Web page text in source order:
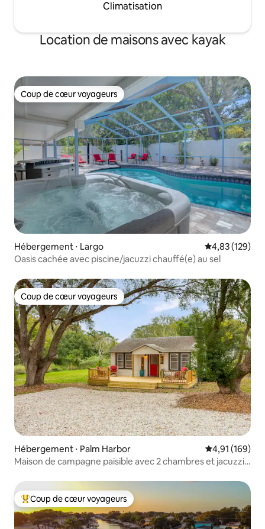
Climatisation
Location de maisons avec kayak
Coup de cœur voyageurs
Coup de cœur voyageurs
Hébergement ⋅ Largo Évaluation
4,83 (129)
Oasis cachée avec piscine/jacuzzi chauffé(e) au sel
Coup de cœur voyageurs
Coup de cœur voyageurs
Hébergement ⋅ Palm Harbor Évaluation
4,91 (169)
Maison de campagne paisible avec 2 chambres et jacuzzi,
Coups de cœur voyageurs les plus appréciés
Coup de cœur voyageurs